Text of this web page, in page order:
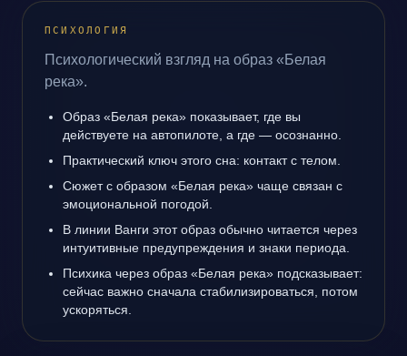
ПСИХОЛОГИЯ
Психологический взгляд на образ «Белая
река».
Образ «Белая река» показывает, где вы
действуете на автопилоте, а где — осознанно.
Практический ключ этого сна: контакт с телом.
Сюжет с образом «Белая река» чаще связан с
эмоциональной погодой.
В линии Ванги этот образ обычно читается через
интуитивные предупреждения и знаки периода.
Психика через образ «Белая река» подсказывает:
сейчас важно сначала стабилизироваться, потом
ускоряться.